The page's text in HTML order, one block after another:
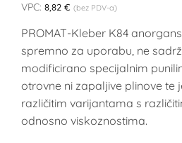
VPC: 8,82 € (bez PDV-a)
PROMAT-Kleber K84
spremno za uporabu, ne
modificirano specijalnim
otrovne ni zapaljive plinove te
različitim varijantama s
odnosno viskoznostima.